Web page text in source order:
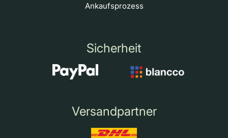
Ankaufsprozess
Sicherheit
Versandpartner